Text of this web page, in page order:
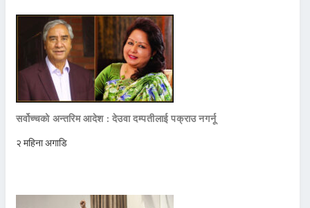
सर्वोच्चको अन्तरिम आदेश : देउवा दम्पतीलाई पक्राउ नगर्नू
२ महिना अगाडि